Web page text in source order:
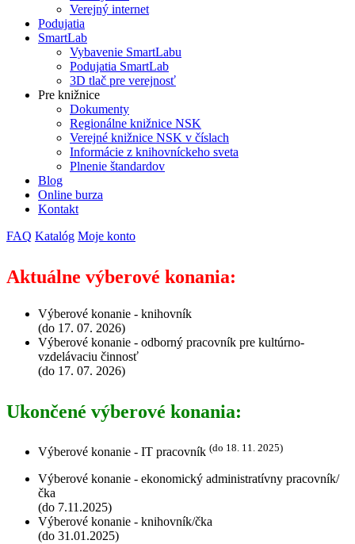
Verejný internet
Podujatia
SmartLab
Vybavenie SmartLabu
Podujatia SmartLab
3D tlač pre verejnosť
Pre knižnice
Dokumenty
Regionálne knižnice NSK
Verejné knižnice NSK v číslach
Informácie z knihovníckeho sveta
Plnenie štandardov
Blog
Online burza
Kontakt
FAQ Katalóg Moje konto
Aktuálne výberové konania:
Výberové konanie - knihovník
(do 17. 07. 2026)
Výberové konanie - odborný pracovník pre kultúrno-
vzdelávaciu činnosť
(do 17. 07. 2026)
Ukončené výberové konania:
Výberové konanie - IT pracovník (do 18. 11. 2025)
Výberové konanie - ekonomický administratívny pracovník/
čka
(do 7.11.2025)
Výberové konanie - knihovník/čka
(do 31.01.2025)